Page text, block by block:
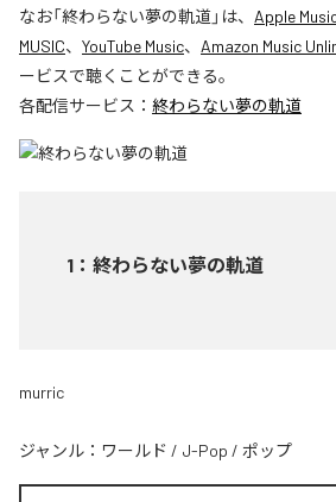
なお「終わらない夢の軌道」は、 Apple
MUSIC、 YouTube Music、 Amazon Music
ービスで聴くことができる。
各配信サービス： 終わらない夢の軌道
1 ： 終わらない夢の軌道
murric
ジャンル： ワールド / J-Pop / ポップ